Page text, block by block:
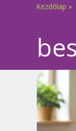
Kezdőlap »